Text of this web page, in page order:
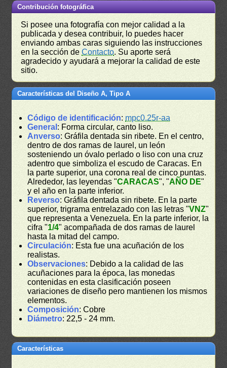
Contribución fotográfica
Si posee una fotografía con mejor calidad a la
publicada y desea contribuir, lo puedes hacer
enviando ambas caras siguiendo las instrucciones
en la sección deContacto. Su aporte será
agradecido y ayudará a mejorar la calidad de este
sitio.
Características del Diseño A, Tipo A
Código de identificación: mpc0.25r-aa
General : Forma circular, canto liso.
Anverso: Gráfila dentada sin ribete. En el centro,
dentro de dos ramas de laurel, un león
sosteniendo un óvalo perlado o liso con una cruz
adentro que simboliza el escudo de Caracas. En
la parte superior, una corona real de cinco puntas.
Alrededor, las leyendas "CARACAS", "AÑO DE"
y el año en la parte inferior.
Reverso: Gráfila dentada sin ribete. En la parte
superior, trigrama entrelazado con las letras "VNZ"
que representa a Venezuela. En la parte inferior, la
cifra "1/4" acompañada de dos ramas de laurel
hasta la mitad del campo.
Circulación: Esta fue una acuñación de los
realistas.
Observaciones: Debido a la calidad de las
acuñaciones para la época, las monedas
contenidas en esta clasificación poseen
variaciones de diseño pero mantienen los mismos
elementos.
Composición: Cobre
Diámetro: 22,5 - 24 mm.
Características